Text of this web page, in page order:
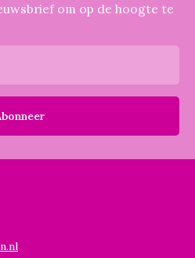
om op de hoogte te